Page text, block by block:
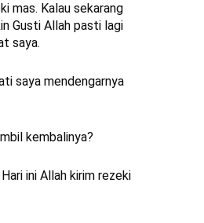
mas. Kalau sekarang
Gusti Allah pasti lagi
saya.
saya mendengarnya
kembalinya?
ini Allah kirim rezeki